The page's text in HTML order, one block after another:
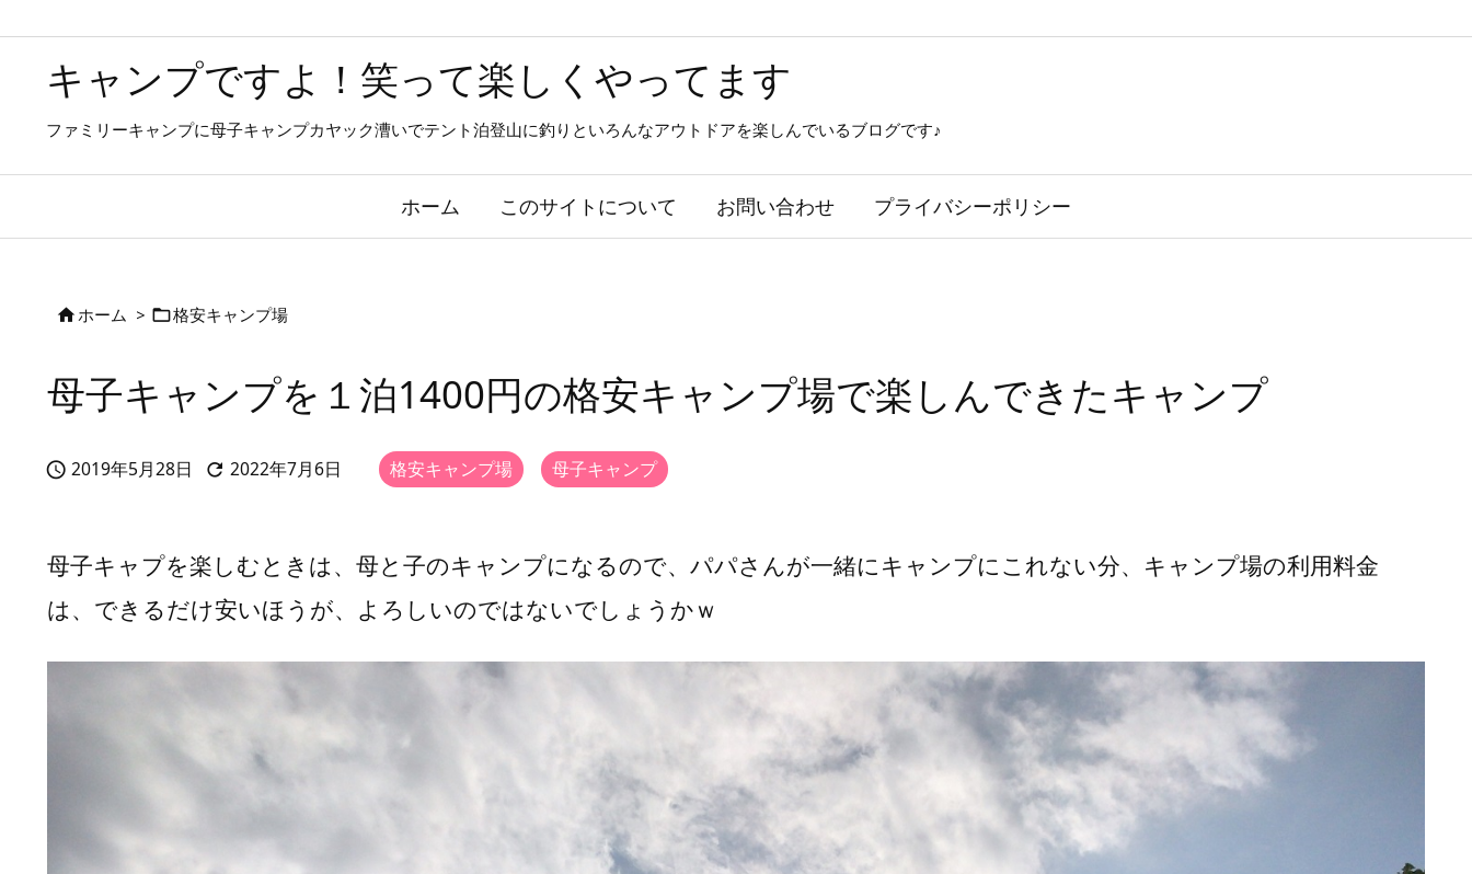
キャンプですよ！笑って楽しくやってます
ファミリーキャンプに母子キャンプカヤック漕いでテント泊登山に釣りといろんなアウトドアを楽しんでいるブログです♪
ホーム このサイトについて お問い合わせ プライバシーポリシー
ホーム > 格安キャンプ場
母子キャンプを１泊1400円の格安キャンプ場で楽しんできたキャンプ
 2019年5月28日  2022年7月6日 格安キャンプ場 母子キャンプ
母子キャプを楽しむときは、母と子のキャンプになるので、パパさんが一緒にキャンプにこれない分、キャンプ場の利用料金
は、できるだけ安いほうが、よろしいのではないでしょうかｗ